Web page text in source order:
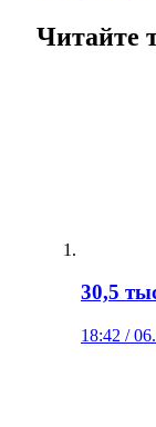
Читайте
30,5
18:42 /